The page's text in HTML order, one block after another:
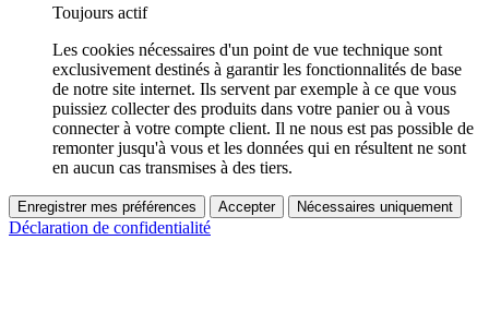
Toujours actif
Les cookies nécessaires d'un point de vue technique sont
exclusivement destinés à garantir les fonctionnalités de base
de notre site internet. Ils servent par exemple à ce que vous
puissiez collecter des produits dans votre panier ou à vous
connecter à votre compte client. Il ne nous est pas possible de
remonter jusqu'à vous et les données qui en résultent ne sont
en aucun cas transmises à des tiers.
Enregistrer mes préférences Accepter Nécessaires uniquement
Déclaration de confidentialité